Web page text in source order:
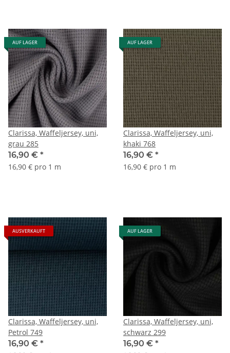
AUF LAGER
Clarissa, Waffeljersey, uni,
grau 285
16,90 € *
16,90 € pro 1 m
AUF LAGER
Clarissa, Waffeljersey, uni,
khaki 768
16,90 € *
16,90 € pro 1 m
AUSVERKAUFT
Clarissa, Waffeljersey, uni,
Petrol 749
16,90 € *
AUF LAGER
Clarissa, Waffeljersey, uni,
schwarz 299
16,90 € *